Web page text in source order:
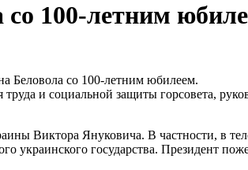
100-летним
Беловола со 100-летним юбилеем.
и социальной защиты горсовета,
Виктора Януковича. В частности, в
государства. Президент